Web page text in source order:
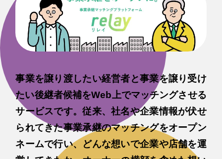
事業を譲り渡したい経営者と事業を譲り受け
たい後継者候補をWeb上でマッチングさせる
サービスです。従来、社名や企業情報が伏せ
られてきた事業承継のマッチングをオープン
ネームで行い、どんな想いで企業や店舗を運